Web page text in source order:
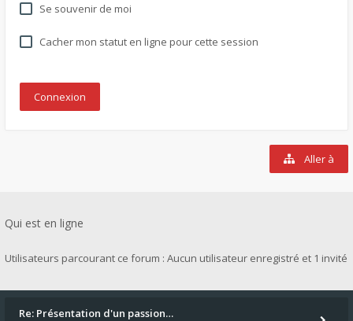
Se souvenir de moi
Cacher mon statut en ligne pour cette session
Aller à
Qui est en ligne
Utilisateurs parcourant ce forum : Aucun utilisateur enregistré et 1 invité
Re: Présentation d'un passion…